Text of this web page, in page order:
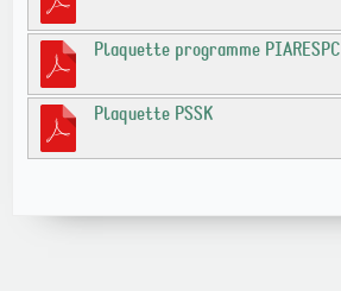
Plaquette programme PIARESPC
Plaquette PSSK